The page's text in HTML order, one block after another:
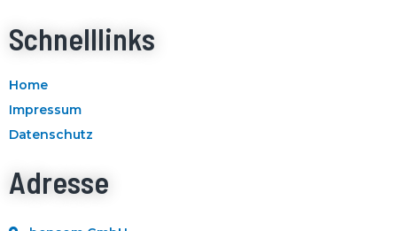
Schnelllinks
Home
Impressum
Datenschutz
Adresse